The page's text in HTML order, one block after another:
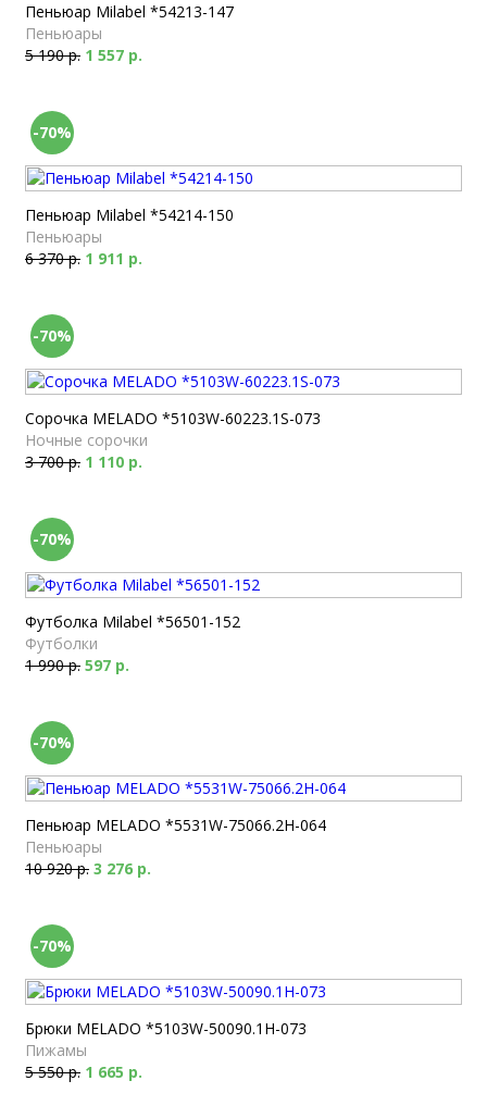
Пеньюар Milabel *54213-147
Пеньюары
5 190 р. 1 557 р.
-70%
Пеньюар Milabel *54214-150
Пеньюары
6 370 р. 1 911 р.
-70%
Сорочка MELADO *5103W-60223.1S-073
Ночные сорочки
3 700 р. 1 110 р.
-70%
Футболка Milabel *56501-152
Футболки
1 990 р. 597 р.
-70%
Пеньюар MELADO *5531W-75066.2H-064
Пеньюары
10 920 р. 3 276 р.
-70%
Брюки MELADO *5103W-50090.1H-073
Пижамы
5 550 р. 1 665 р.